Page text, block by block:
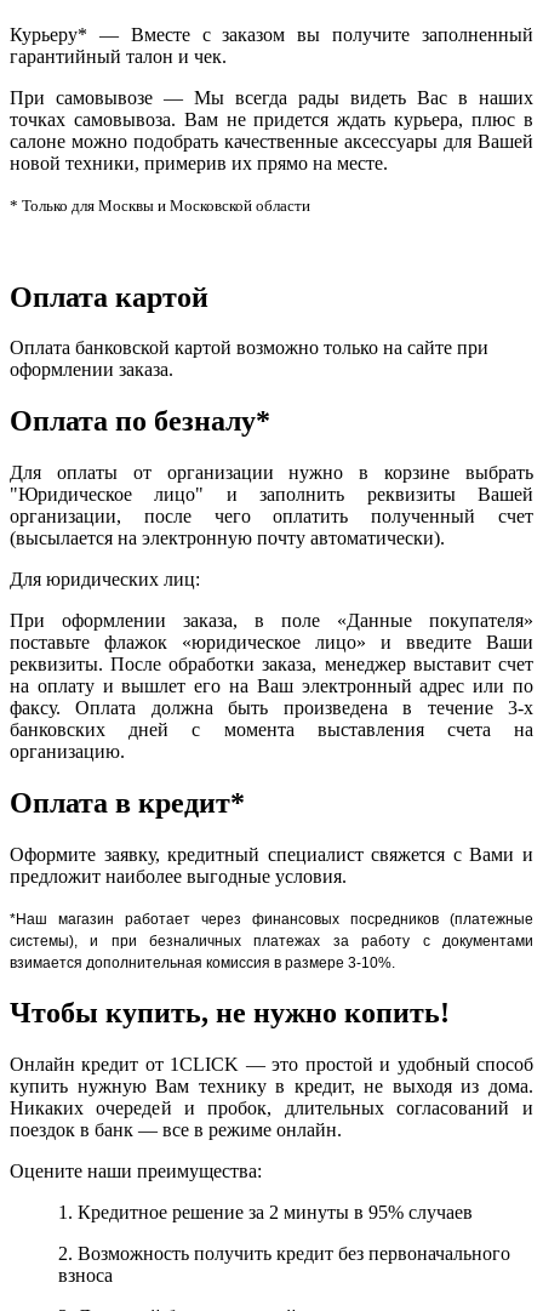
Курьеру* — Вместе с заказом вы получите заполненный
гарантийный талон и чек.
При самовывозе — Мы всегда рады видеть Вас в наших
точках самовывоза. Вам не придется ждать курьера, плюс в
салоне можно подобрать качественные аксессуары для Вашей
новой техники, примерив их прямо на месте.
* Только для Москвы и Московской области
Оплата картой
Оплата банковской картой возможно только на сайте при
оформлении заказа.
Оплата по безналу*
Для оплаты от организации нужно в корзине выбрать
"Юридическое лицо" и заполнить реквизиты Вашей
организации, после чего оплатить полученный счет
(высылается на электронную почту автоматически).
Для юридических лиц:
При оформлении заказа, в поле «Данные покупателя»
поставьте флажок «юридическое лицо» и введите Ваши
реквизиты. После обработки заказа, менеджер выставит счет
на оплату и вышлет его на Ваш электронный адрес или по
факсу. Оплата должна быть произведена в течение 3-х
банковских дней с момента выставления счета на
организацию.
Оплата в кредит*
Оформите заявку, кредитный специалист свяжется с Вами и
предложит наиболее выгодные условия.
*Наш магазин работает через финансовых посредников (платежные
системы), и при безналичных платежах за работу с документами
взимается дополнительная комиссия в размере 3-10%.
Чтобы купить, не нужно копить!
Онлайн кредит от 1CLICK — это простой и удобный способ
купить нужную Вам технику в кредит, не выходя из дома.
Никаких очередей и пробок, длительных согласований и
поездок в банк — все в режиме онлайн.
Оцените наши преимущества:
1. Кредитное решение за 2 минуты в 95% случаев
2. Возможность получить кредит без первоначального
взноса